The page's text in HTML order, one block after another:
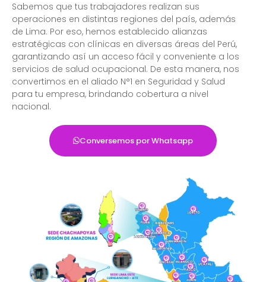
Sabemos que tus trabajadores realizan sus
operaciones en distintas regiones del país, además
de Lima. Por eso, hemos establecido alianzas
estratégicas con clínicas en diversas áreas del Perú,
garantizando así un acceso fácil y conveniente a los
servicios de salud ocupacional. De esta manera, nos
convertimos en el aliado N°1 en Seguridad y Salud
para tu empresa, brindando cobertura a nivel
nacional.
Conversemos por Whatsapp